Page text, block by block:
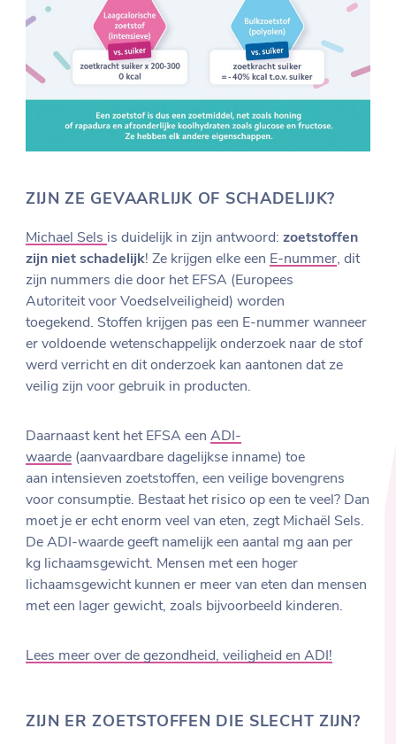
ZIJN ZE GEVAARLIJK OF SCHADELIJK?
Michael Sels is duidelijk in zijn antwoord:zoetstoffen
zijn niet schadelijk! Ze krijgen elke een E-nummer, dit
zijn nummers die door het EFSA (Europees
Autoriteit voor Voedselveiligheid) worden
toegekend. Stoffen krijgen pas een E-nummer wanneer
er voldoende wetenschappelijk onderzoek naar de stof
werd verricht en dit onderzoek kan aantonen dat ze
veilig zijn voor gebruik in producten.
Daarnaast kent het EFSA eenADI-
waarde (aanvaardbare dagelijkse inname) toe
aan intensieven zoetstoffen, een veilige bovengrens
voor consumptie. Bestaat het risico op een te veel? Dan
moet je er echt enorm veel van eten, zegt Michaël Sels.
De ADI-waarde geeft namelijk een aantal mg aan per
kg lichaamsgewicht. Mensen met een hoger
lichaamsgewicht kunnen er meer van eten dan mensen
met een lager gewicht, zoals bijvoorbeeld kinderen.
Lees meer over de gezondheid, veiligheid en ADI!
ZIJN ER ZOETSTOFFEN DIE SLECHT ZIJN?